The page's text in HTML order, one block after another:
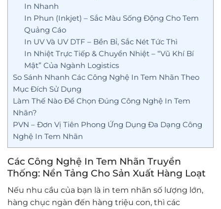
In Nhanh
In Phun (Inkjet) – Sắc Màu Sống Động Cho Tem
Quảng Cáo
In UV Và UV DTF – Bền Bỉ, Sắc Nét Tức Thì
In Nhiệt Trực Tiếp & Chuyển Nhiệt – “Vũ Khí Bí
Mật” Của Ngành Logistics
So Sánh Nhanh Các Công Nghệ In Tem Nhãn Theo
Mục Đích Sử Dụng
Làm Thế Nào Để Chọn Đúng Công Nghệ In Tem
Nhãn?
PVN – Đơn Vị Tiên Phong Ứng Dụng Đa Dạng Công
Nghệ In Tem Nhãn
Các Công Nghệ In Tem Nhãn Truyền
Thống: Nền Tảng Cho Sản Xuất Hàng Loạt
Nếu nhu cầu của bạn là in tem nhãn số lượng lớn,
hàng chục ngàn đến hàng triệu con, thì các